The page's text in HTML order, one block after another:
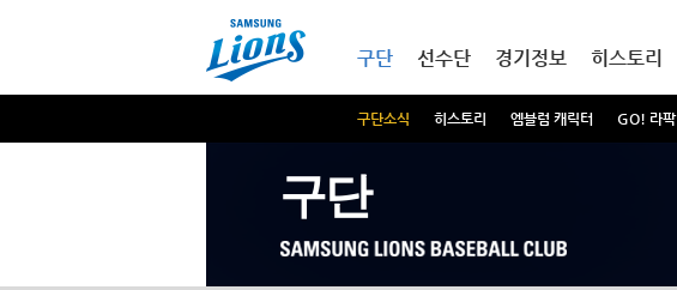
구단
구단소식 히스토리 엠블럼 캐릭터 GO! 라팍
선수단 경기정보 히스토리
구단